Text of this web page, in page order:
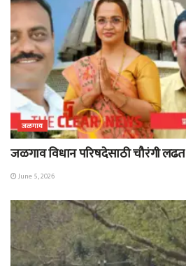
जळगाव
जळगाव विधान परिषदेसाठी चौरंगी लढत
June 5, 2026